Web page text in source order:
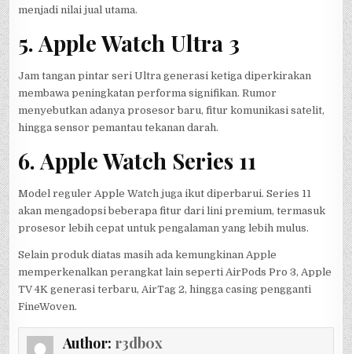
menjadi nilai jual utama.
5. Apple Watch Ultra 3
Jam tangan pintar seri Ultra generasi ketiga diperkirakan
membawa peningkatan performa signifikan. Rumor
menyebutkan adanya prosesor baru, fitur komunikasi satelit,
hingga sensor pemantau tekanan darah.
6. Apple Watch Series 11
Model reguler Apple Watch juga ikut diperbarui. Series 11
akan mengadopsi beberapa fitur dari lini premium, termasuk
prosesor lebih cepat untuk pengalaman yang lebih mulus.
Selain produk diatas masih ada kemungkinan Apple
memperkenalkan perangkat lain seperti AirPods Pro 3, Apple
TV 4K generasi terbaru, AirTag 2, hingga casing pengganti
FineWoven.
Author: r3db0x